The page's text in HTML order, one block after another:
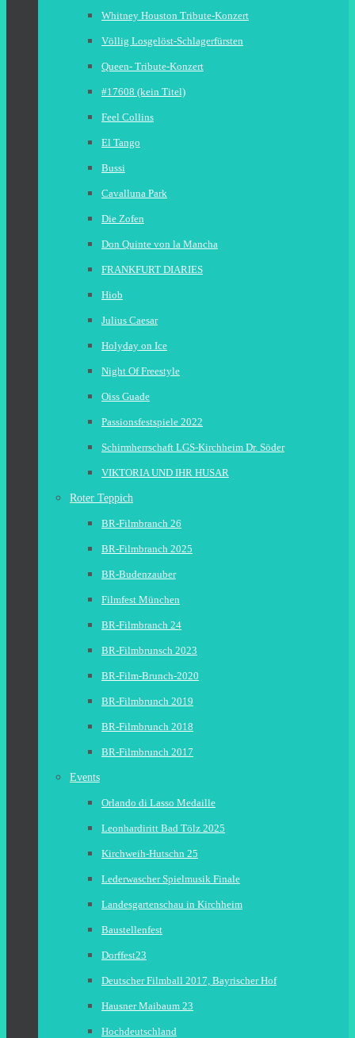
Whitney Houston Tribute-Konzert
Völlig Losgelöst-Schlagerfürsten
Queen- Tribute-Konzert
#17608 (kein Titel)
Feel Collins
El Tango
Bussi
Cavalluna Park
Die Zofen
Don Quinte von la Mancha
FRANKFURT DIARIES
Hiob
Julius Caesar
Holyday on Ice
Night Of Freestyle
Oiss Guade
Passionsfestspiele 2022
Schirmherrschaft LGS-Kirchheim Dr. Söder
VIKTORIA UND IHR HUSAR
Roter Teppich
BR-Filmbranch 26
BR-Filmbranch 2025
BR-Budenzauber
Filmfest München
BR-Filmbranch 24
BR-Filmbrunsch 2023
BR-Film-Brunch-2020
BR-Filmbrunch 2019
BR-Filmbrunch 2018
BR-Filmbrunch 2017
Events
Orlando di Lasso Medaille
Leonhardiritt Bad Tölz 2025
Kirchweih-Hutschn 25
Lederwascher Spielmusik Finale
Landesgartenschau in Kirchheim
Baustellenfest
Dorffest23
Deutscher Filmball 2017, Bayrischer Hof
Hausner Maibaum 23
Hochdeutschland